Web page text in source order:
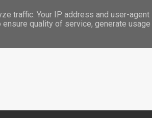
traffic. Your IP address and user-agent
quality of service, generate usage